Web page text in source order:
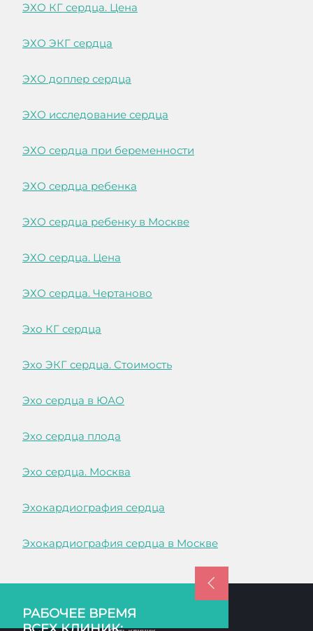
ЭХО КГ сердца. Цена
ЭХО ЭКГ сердца
ЭХО доплер сердца
ЭХО исследование сердца
ЭХО сердца при беременности
ЭХО сердца ребенка
ЭХО сердца ребенку в Москве
ЭХО сердца. Цена
ЭХО сердца. Чертаново
Эхо КГ сердца
Эхо ЭКГ сердца. Стоимость
Эхо сердца в ЮАО
Эхо сердца плода
Эхо сердца. Москва
Эхокардиография сердца
Эхокардиография сердца в Москве
РАБОЧЕЕ ВРЕМЯ